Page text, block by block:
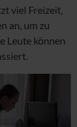
viel Freizeit,
an, um zu
Leute können